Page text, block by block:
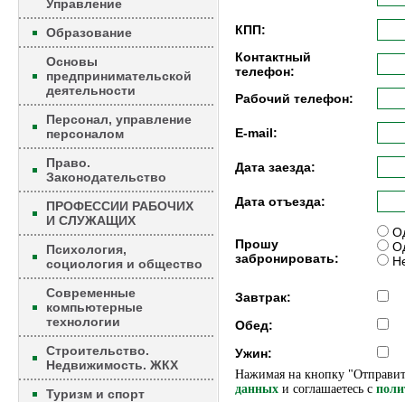
Управление
Образование
Основы
предпринимательской
деятельности
Персонал, управление
персоналом
Право.
Законодательство
ПРОФЕССИИ РАБОЧИХ
И СЛУЖАЩИХ
Психология,
социология и общество
Современные
компьютерные
технологии
Строительство.
Недвижимость. ЖКХ
Туризм и спорт
КПП:
Контактный
телефон:
Рабочий телефон:
E-mail:
Дата заезда:
Дата отъезда:
Прошу
забронировать:
Завтрак:
Обед:
Ужин:
Нажимая на кнопку
данных и соглашаетесь c